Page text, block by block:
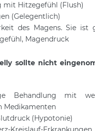
mit Hitzegefühl (Flush)
(Gelegentlich)
des Magens. Sie ist
Magendruck
sollte nicht
Behandlung mit
Medikamenten
(Hypotonie)